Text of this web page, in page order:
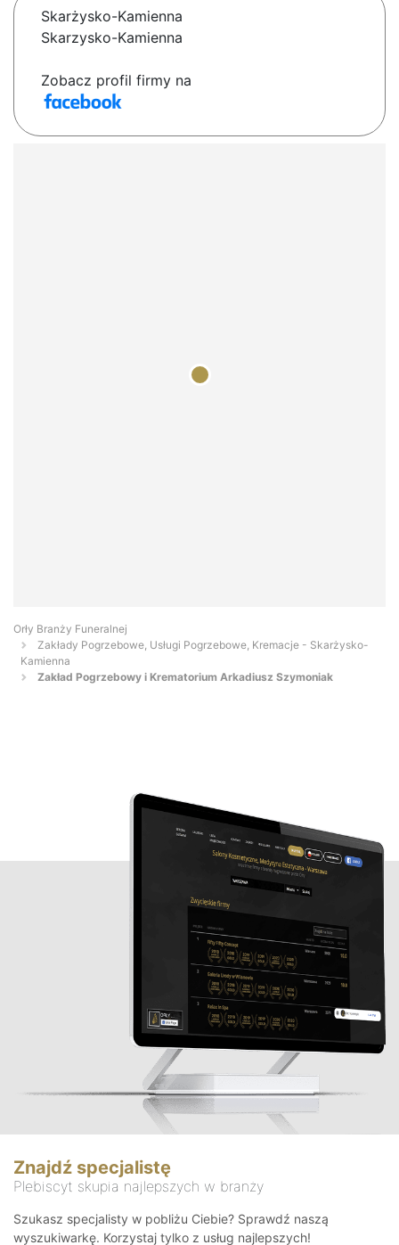
Skarżysko-Kamienna
Skarzysko-Kamienna
Zobacz profil firmy na
Orły Branży Funeralnej
Zakłady Pogrzebowe, Usługi Pogrzebowe, Kremacje - Skarżysko-
Kamienna
Zakład Pogrzebowy i Krematorium Arkadiusz Szymoniak
Znajdź specjalistę
Plebiscyt skupia najlepszych w branży
Szukasz specjalisty w pobliżu Ciebie? Sprawdź naszą
wyszukiwarkę. Korzystaj tylko z usług najlepszych!